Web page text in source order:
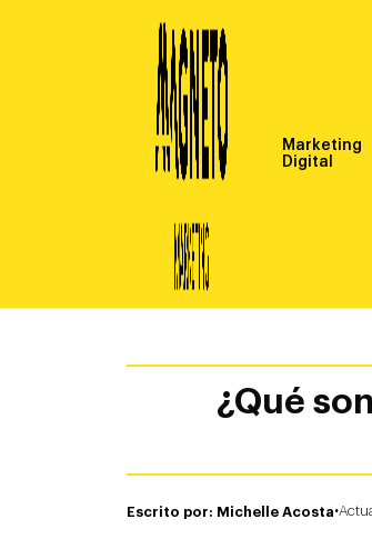
Marketing
Digital
¿Qué
Escrito por: Michelle Acosta·